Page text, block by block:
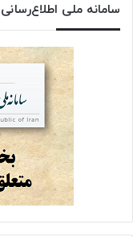
سامانه ملی